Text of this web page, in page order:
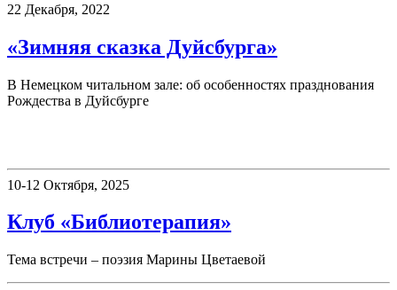
22 Декабря, 2022
«Зимняя сказка Дуйсбурга»
В Немецком читальном зале: об особенностях празднования
Рождества в Дуйсбурге
10-12 Октября, 2025
Клуб «Библиотерапия»
Тема встречи – поэзия Марины Цветаевой